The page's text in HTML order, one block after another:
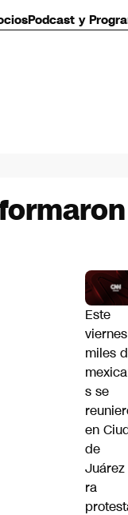
Podcast y
Este
viernes
miles
s se
en
de
ra